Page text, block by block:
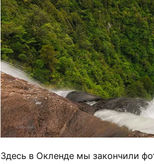
Здесь в Окленде мы закончили